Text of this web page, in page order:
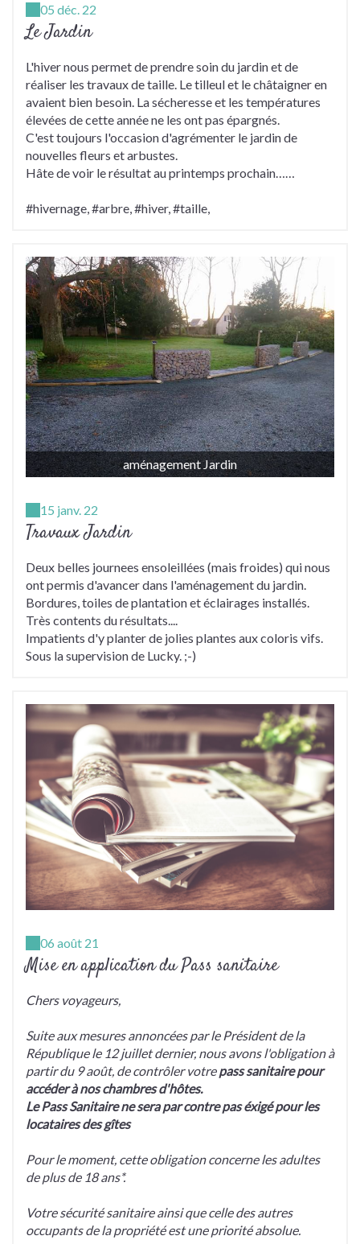
05 déc. 22
Le Jardin
L'hiver nous permet de prendre soin du jardin et de
réaliser les travaux de taille. Le tilleul et le châtaigner en
avaient bien besoin. La sécheresse et les températures
élevées de cette année ne les ont pas épargnés.
C'est toujours l'occasion d'agrémenter le jardin de
nouvelles fleurs et arbustes.
Hâte de voir le résultat au printemps prochain……
#hivernage, #arbre, #hiver, #taille,
aménagement Jardin
15 janv. 22
Travaux Jardin
Deux belles journees ensoleillées (mais froides) qui nous
ont permis d'avancer dans l'aménagement du jardin.
Bordures, toiles de plantation et éclairages installés.
Très contents du résultats....
Impatients d'y planter de jolies plantes aux coloris vifs.
Sous la supervision de Lucky. ;-)
06 août 21
Mise en application du Pass sanitaire
Chers voyageurs,
Suite aux mesures annoncées par le Président de la
République le 12 juillet dernier, nous avons l'obligation à
partir du 9 août, de contrôler votrepass sanitaire pour
accéder à nos chambres d'hôtes.
Le Pass Sanitaire ne sera par contre pas éxigé pour les
locataires des gîtes
Pour le moment, cette obligation concerne les adultes
de plus de 18 ans*.
Votre sécurité sanitaire ainsi que celle des autres
occupants de la propriété est une priorité absolue.